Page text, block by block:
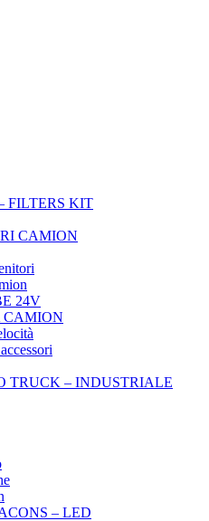
FILTERS KIT
CAMION
24V
CAMION
TRUCK – INDUSTRIALE
– LED